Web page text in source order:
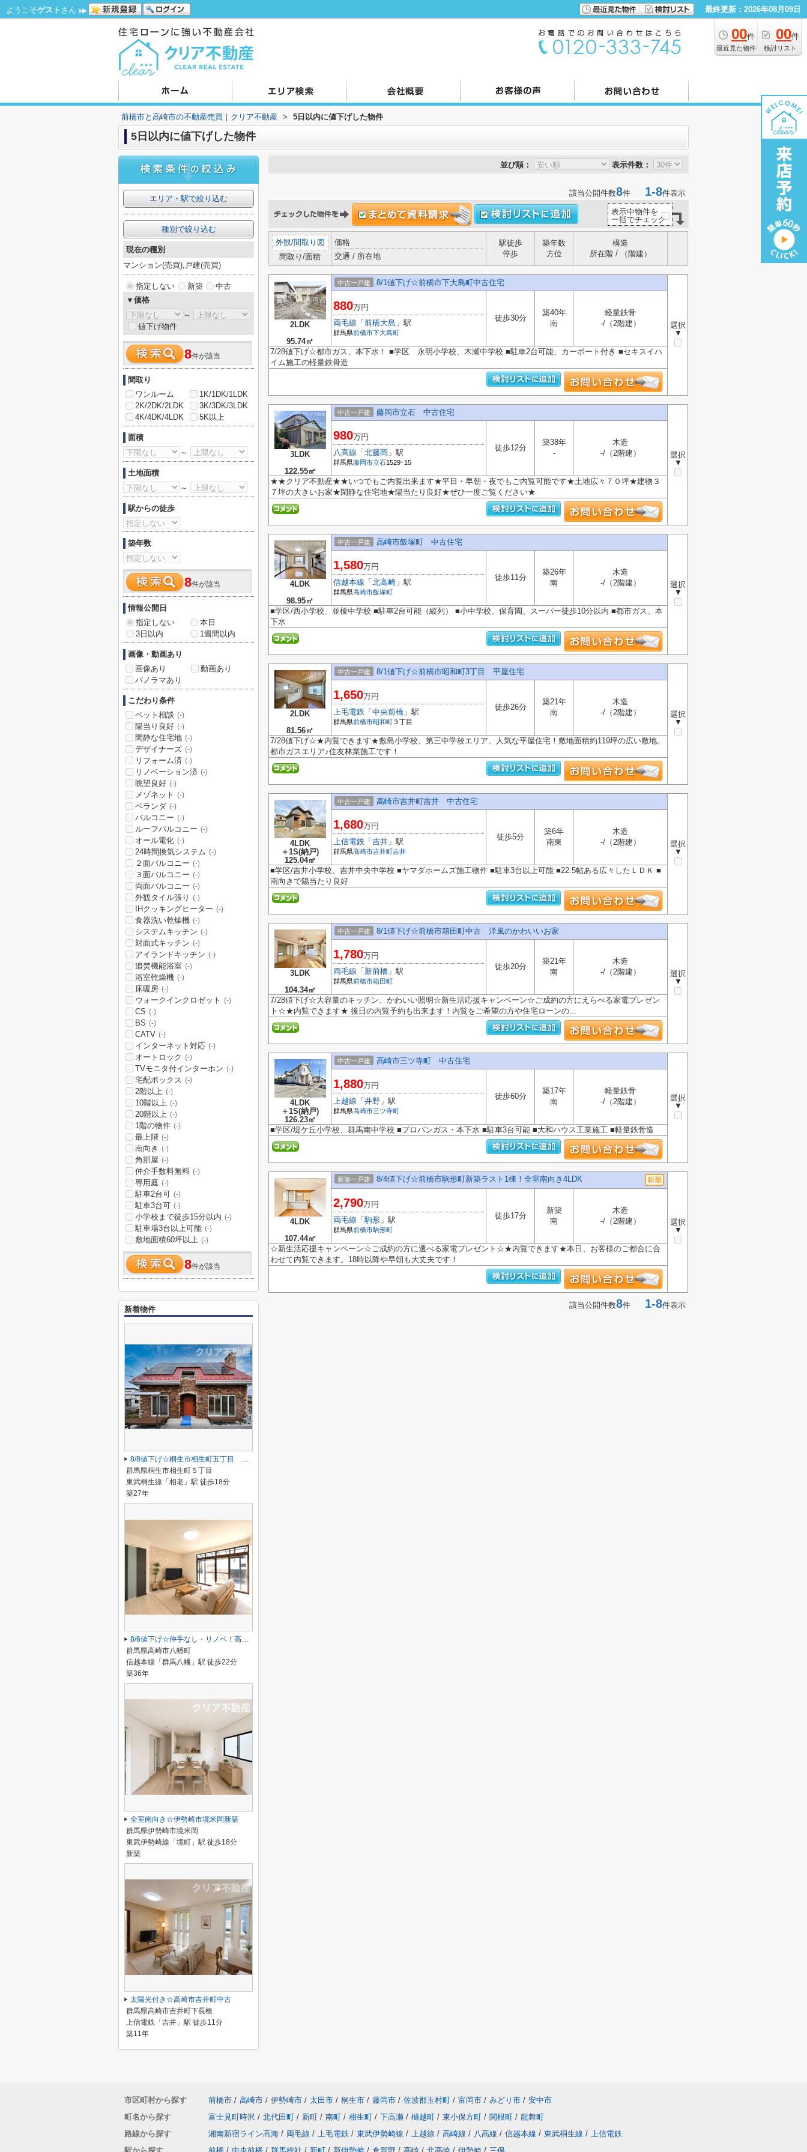
ようこそゲスト さん 最終更新：2026年08月09日
00件
最近見た物件
00件
検討リスト
前橋市と高崎市の不動産売買｜クリア不動産 > 5日以内に値下げした物件
5日以内に値下げした物件
並び順： 表示件数：
該当公開件数8件 1-8件表示
表示中物件を
一括でチェック
外観/間取り図
間取り/面積
価格
交通 / 所在地
駅徒歩
停歩
築年数
方位
構造
所在階 / （階建）
2LDK
95.74㎡
中古一戸建 8/1値下げ☆前橋市下大島町中古住宅
選択
▼
880万円
両毛線 「 前橋大島 」駅
群馬県前橋市下大島町
徒歩30分
築40年
南
軽量鉄骨
-/（2階建）
7/28値下げ☆都市ガス、本下水！ ■学区 永明小学校、木瀬中学校 ■駐車2台可能、カーポート付き ■セキスイハ
イム施工の軽量鉄骨造
3LDK
122.55㎡
中古一戸建 藤岡市立石 中古住宅
選択
▼
980万円
八高線 「 北藤岡 」駅
群馬県藤岡市立石1529ｰ15
徒歩12分
築38年
-
木造
-/（2階建）
★★クリア不動産★★いつでもご内覧出来ます★平日・早朝・夜でもご内覧可能です★土地広々７０坪★建物３
７坪の大きいお家★閑静な住宅地★陽当たり良好★ぜひ一度ご覧ください★
4LDK
98.95㎡
中古一戸建 高崎市飯塚町 中古住宅
選択
▼
1,580万円
信越本線 「 北高崎 」駅
群馬県高崎市飯塚町
徒歩11分
築26年
南
木造
-/（2階建）
■学区/西小学校、並榎中学校 ■駐車2台可能（縦列） ■小中学校、保育園、スーパー徒歩10分以内 ■都市ガス、本
下水
2LDK
81.56㎡
中古一戸建 8/1値下げ☆前橋市昭和町3丁目 平屋住宅
選択
▼
1,650万円
上毛電鉄 「 中央前橋 」駅
群馬県前橋市昭和町３丁目
徒歩26分
築21年
南
木造
-/（2階建）
7/28値下げ☆★内覧できます★敷島小学校、第三中学校エリア、人気な平屋住宅！敷地面積約119坪の広い敷地。
都市ガスエリア♪住友林業施工です！
4LDK
＋1S(納戸)
125.04㎡
中古一戸建 高崎市吉井町吉井 中古住宅
選択
▼
1,680万円
上信電鉄 「 吉井 」駅
群馬県高崎市吉井町吉井
徒歩5分
築6年
南東
木造
-/（2階建）
■学区/吉井小学校、吉井中央中学校 ■ヤマダホームズ施工物件 ■駐車3台以上可能 ■22.5帖ある広々したＬＤＫ ■
南向きで陽当たり良好
3LDK
104.34㎡
中古一戸建 8/1値下げ☆前橋市箱田町中古 洋風のかわいいお家
選択
▼
1,780万円
両毛線 「 新前橋 」駅
群馬県前橋市箱田町
徒歩20分
築21年
南
木造
-/（2階建）
7/28値下げ☆大容量のキッチン、かわいい照明☆新生活応援キャンペーン☆ご成約の方にえらべる家電プレゼン
ト☆★内覧できます★ 後日の内覧予約も出来ます！内覧をご希望の方や住宅ローンの...
4LDK
＋1S(納戸)
126.23㎡
中古一戸建 高崎市三ツ寺町 中古住宅
選択
▼
1,880万円
上越線 「 井野 」駅
群馬県高崎市三ツ寺町
徒歩60分
築17年
南
軽量鉄骨
-/（2階建）
■学区/堤ケ丘小学校、群馬南中学校 ■プロパンガス・本下水 ■駐車3台可能 ■大和ハウス工業施工 ■軽量鉄骨造
4LDK
107.44㎡
新築一戸建 8/4値下げ☆前橋市駒形町新築ラスト1棟！全室南向き4LDK
選択
▼
2,790万円
両毛線 「駒形 」駅
群馬県前橋市駒形町
徒歩17分
新築
南
木造
-/（2階建）
☆新生活応援キャンペーン☆ご成約の方に選べる家電プレゼント☆★内覧できます★本日、お客様のご都合に合
わせて内覧できます。18時以降や早朝も大丈夫です！
該当公開件数8件 1-8件表示
エリア・駅で絞り込む
種別で絞り込む
現在の種別
マンション(売買),戸建(売買)
指定しない 新築
中古
▼価格
～
値下げ物件
8件が該当
間取り
ワンルーム
1K/1DK/1LDK
2K/2DK/2LDK
3K/3DK/3LDK
4K/4DK/4LDK
5K以上
面積
～
土地面積
～
駅からの徒歩
築年数
8件が該当
情報公開日
指定しない
本日
3日以内
1週間以内
画像・動画あり
画像あり
動画あり
パノラマあり
こだわり条件
ペット相談 (-)
陽当り良好 (-)
閑静な住宅地 (-)
デザイナーズ (-)
リフォーム済 (-)
リノベーション済 (-)
眺望良好 (-)
メゾネット (-)
ベランダ (-)
バルコニー (-)
ルーフバルコニー (-)
オール電化 (-)
24時間換気システム (-)
２面バルコニー (-)
３面バルコニー (-)
両面バルコニー (-)
外観タイル張り (-)
IHクッキングヒーター (-)
食器洗い乾燥機 (-)
システムキッチン (-)
対面式キッチン (-)
アイランドキッチン (-)
追焚機能浴室 (-)
浴室乾燥機 (-)
床暖房 (-)
ウォークインクロゼット (-)
CS (-)
BS (-)
CATV (-)
インターネット対応 (-)
オートロック (-)
TVモニタ付インターホン (-)
宅配ボックス (-)
2階以上 (-)
10階以上 (-)
20階以上 (-)
1階の物件 (-)
最上階 (-)
南向き (-)
角部屋 (-)
仲介手数料無料 (-)
専用庭 (-)
駐車2台可 (-)
駐車3台可 (-)
小学校まで徒歩15分以内 (-)
駐車場3台以上可能 (-)
敷地面積60坪以上 (-)
8件が該当
新着物件
8/8値下げ☆桐生市相生町五丁目 中古住宅
群馬県桐生市相生町５丁目
東武桐生線「相老」駅 徒歩18分
築27年
8/6値下げ☆仲手なし・リノベ！高崎市八幡町平屋
群馬県高崎市八幡町
信越本線「群馬八幡」駅 徒歩22分
築36年
全室南向き☆伊勢崎市境米岡新築
群馬県伊勢崎市境米岡
東武伊勢崎線「境町」駅 徒歩18分
新築
太陽光付き☆高崎市吉井町中古
群馬県高崎市吉井町下長根
上信電鉄「吉井」駅 徒歩11分
築11年
市区町村から探す 前橋市 / 高崎市 / 伊勢崎市 / 太田市 / 桐生市 / 藤岡市 / 佐波郡玉村町 / 富岡市 / みどり市 / 安中市
町名から探す
富士見町時沢 / 北代田町 / 新町 / 南町 / 相生町 / 下高瀬 / 樋越町 / 東小保方町 / 関根町 / 龍舞町
路線から探す
湘南新宿ライン高海 / 両毛線 / 上毛電鉄 / 東武伊勢崎線 / 上越線 / 高崎線 / 八高線 / 信越本線 / 東武桐生線 / 上信電鉄